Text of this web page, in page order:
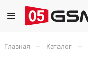
Главная Каталог